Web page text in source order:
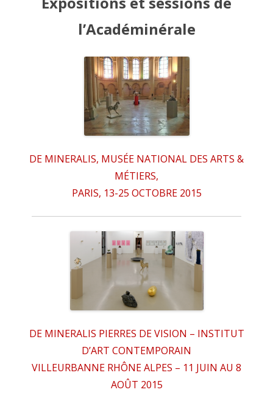
l’Académinérale
DE MINERALIS, MUSÉE NATIONAL DES ARTS &
MÉTIERS,
PARIS, 13-25 OCTOBRE 2015
DE MINERALIS PIERRES DE VISION – INSTITUT
D’ART CONTEMPORAIN
VILLEURBANNE RHÔNE ALPES – 11 JUIN AU 8
AOÛT 2015